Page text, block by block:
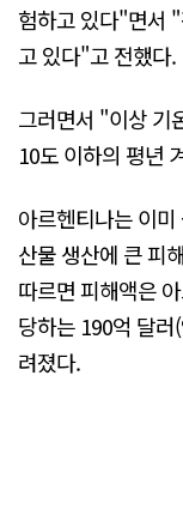
험하고 있다"면서
고 있다"고 전했다.
그러면서 "이상 기
10도 이하의 평년
아르헨티나는 이
산물 생산에 큰 피
따르면 피해액은
당하는 190억 달
려졌다.